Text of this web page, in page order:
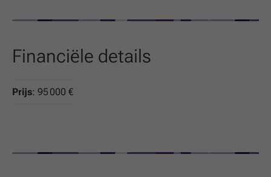
Financiële details
Prijs: 95 000 €